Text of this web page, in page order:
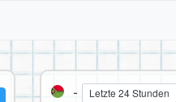
- Letzte 24 Stunden